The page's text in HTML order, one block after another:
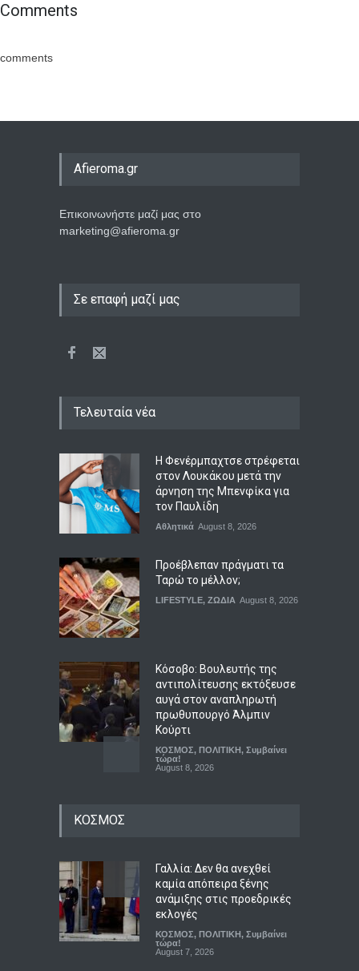
Comments
comments
Afieroma.gr
Επικοινωνήστε μαζί μας στο
marketing@afieroma.gr
Σε επαφή μαζί μας
Τελευταία νέα
Η Φενέρμπαχτσε στρέφεται
στον Λουκάκου μετά την
άρνηση της Μπενφίκα για
τον Παυλίδη
Αθλητικά August 8, 2026
Προέβλεπαν πράγματι τα
Ταρώ το μέλλον;
LIFESTYLE, ΖΩΔΙΑ August 8, 2026
Κόσοβο: Βουλευτής της
αντιπολίτευσης εκτόξευσε
αυγά στον αναπληρωτή
πρωθυπουργό Άλμπιν
Κούρτι
ΚΟΣΜΟΣ, ΠΟΛΙΤΙΚΗ, Συμβαίνει
τώρα!
August 8, 2026
ΟΙΚΟΝΟΜΙΑ,Συμβαίνει τώρα!
ΤΕΧΝΟΛΟΓΙΑ
August 8, 2026
Facebook και Instagram
συνιστούν δημόσιο κίνδυνο
ΚΟΙΝΩΝΙΚΑ,ΤΕΧΝΟΛΟΓΙΑ
ΚΟΣΜΟΣ
Γαλλία: Δεν θα ανεχθεί
καμία απόπειρα ξένης
ανάμιξης στις προεδρικές
εκλογές
ΚΟΣΜΟΣ, ΠΟΛΙΤΙΚΗ, Συμβαίνει
τώρα!
August 7, 2026